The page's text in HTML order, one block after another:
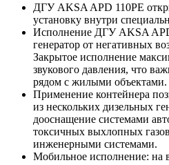
ДГУ AKSA APD 110PE
установку внутри
Исполнение ДГУ AKSA
генератор от негативных
Закрытое исполнение
звукового давления, что
рядом с жилыми объектами.
Применение контейнера
из нескольких дизельных
дооснащение системами
токсичных выхлопных
инженерными системами.
Мобильное исполнение: на